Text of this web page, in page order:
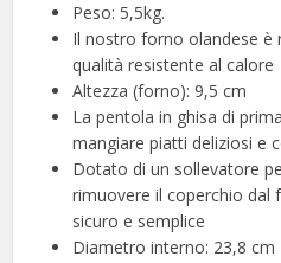
Peso: 5,5kg.
Il nostro forno olandese è
qualità resistente al calore
Altezza (forno): 9,5 cm
La pentola in ghisa di
mangiare piatti deliziosi e
Dotato di un sollevatore
rimuovere il coperchio dal
sicuro e semplice
Diametro interno: 23,8 cm